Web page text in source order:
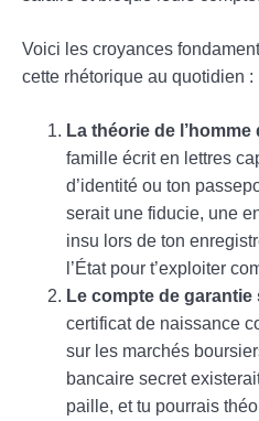
Voici les croyances
cette rhétorique au quotidien :
La théorie de l’homme
famille écrit en lettres
d’identité ou ton
serait une fiducie, une
insu lors de ton
l’État pour t’exploiter
Le compte de garantie
certificat de naissance
sur les marchés
bancaire secret
paille, et tu pourrais